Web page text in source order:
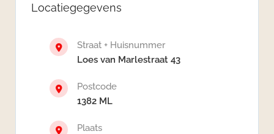
Locatiegegevens
Straat + Huisnummer
Loes van Marlestraat 43
Postcode
1382 ML
Plaats